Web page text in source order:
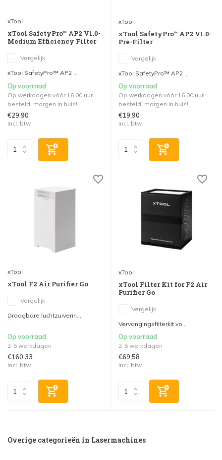
xTool
xTool SafetyPro™ AP2 V1.0-
Medium Efficiency Filter
Vergelijk
xTool SafetyPro™ AP2 ...
Op voorraad
Op werkdagen vóór 16.00 uur
besteld, morgen in huis!
€29,90
Incl. btw
xTool
xTool SafetyPro™ AP2 V1.0-
Pre-Filter
Vergelijk
xTool SafetyPro™ AP2 ...
Op voorraad
Op werkdagen vóór 16.00 uur
besteld, morgen in huis!
€19,90
Incl. btw
xTool
xTool F2 Air Purifier Go
Vergelijk
Draagbare luchtzuiverin...
Op voorraad
2-5 werkdagen
€160,33
Incl. btw
xTool
xTool Filter Kit for F2 Air
Purifier Go
Vergelijk
Vervangingsfilterkit vo...
Op voorraad
2-5 werkdagen
€69,58
Incl. btw
Overige categorieën in Lasermachines